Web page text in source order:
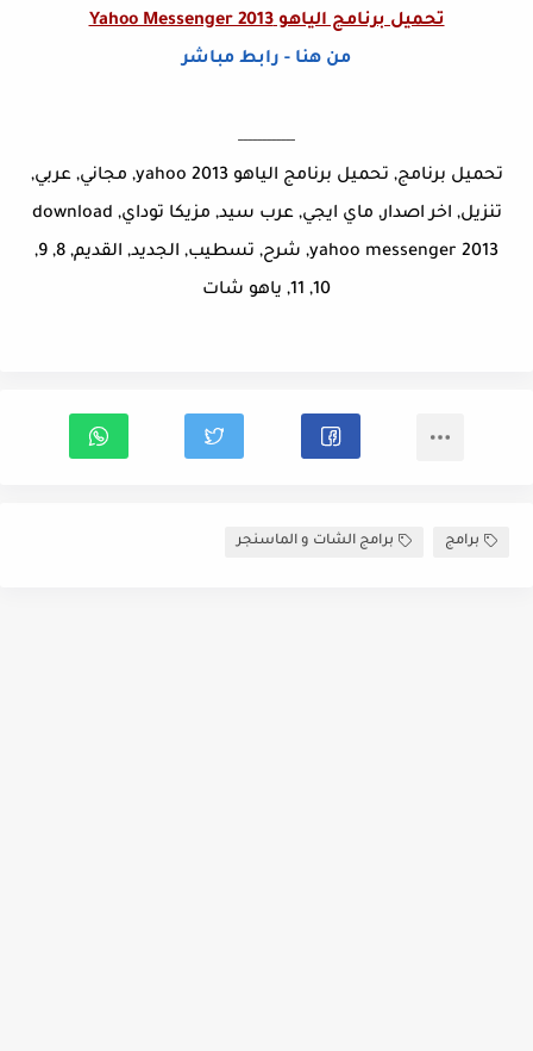
تحميل برنامج الياهو Yahoo Messenger 2013
من هنا - رابط مباشر
____________
تحميل برنامج, تحميل برنامج الياهو yahoo 2013, مجاني, عربي,
تنزيل, اخر اصدار, ماي ايجي, عرب سيد, مزيكا توداي, download
yahoo messenger 2013, شرح, تسطيب, الجديد, القديم, 8, 9,
10, 11, ياهو شات
برامج برامج الشات و الماسنجر